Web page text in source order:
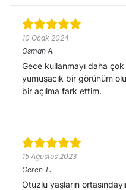
10 Ocak 2024
Osman A.
Gece kullanmayı daha
yumuşacık bir görünüm
bir açılma fark ettim.
15 Ağustos 2023
Ceren T.
Otuzlu yaşların